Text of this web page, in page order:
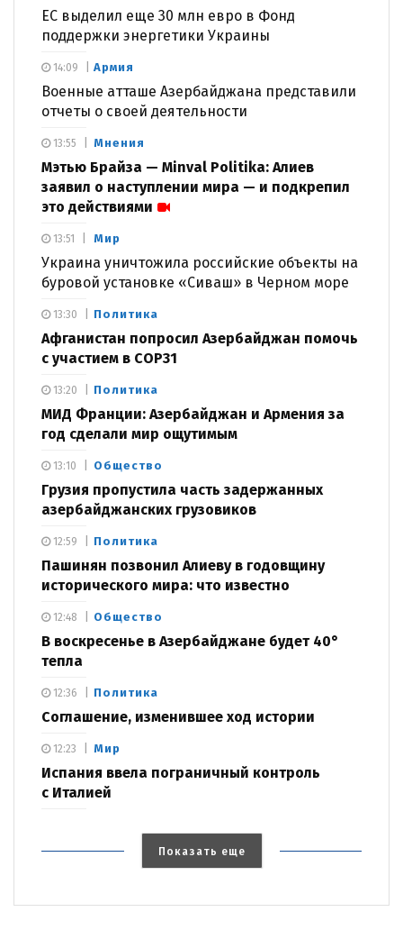
ЕС выделил еще 30 млн евро в Фонд
поддержки энергетики Украины
Армия
Военные атташе Азербайджана представили
отчеты о своей деятельности
14:09
Мнения
Мэтью Брайза — Minval Politika: Алиев
заявил о наступлении мира — и подкрепил
это действиями
13:55
Мир
Украина уничтожила российские объекты на
буровой установке «Сиваш» в Черном море
13:51
Политика
Афганистан попросил Азербайджан помочь
с участием в COP31
13:30
Политика
МИД Франции: Азербайджан и Армения за
год сделали мир ощутимым
13:20
Общество
Грузия пропустила часть задержанных
азербайджанских грузовиков
13:10
Политика
Пашинян позвонил Алиеву в годовщину
исторического мира: что известно
12:59
Общество
В воскресенье в Азербайджане будет 40°
тепла
12:48
Политика
Соглашение, изменившее ход истории
12:36
Мир
Испания ввела пограничный контроль
с Италией
12:23
Показать еще